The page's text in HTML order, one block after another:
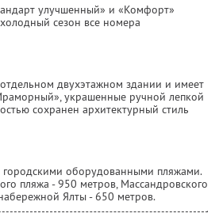
улучшенный» и «Комфорт»
сезон все номера
двухэтажном здании и имеет
украшенные ручной лепкой
сохранен архитектурный стиль
городскими оборудованными пляжами.
пляжа - 950 метров, Массандровского
Ялты - 650 метров.